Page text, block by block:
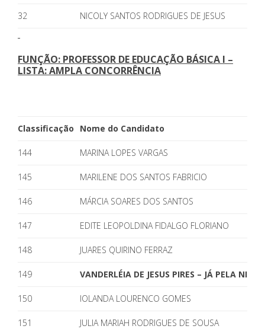
32 NICOLY SANTOS RODRIGUES DE JESUS
FUNÇÃO: PROFESSOR DE EDUCAÇÃO BÁSICA I –
LISTA: AMPLA CONCORRÊNCIA
Classificação Nome do Candidato
144 MARINA LOPES VARGAS
145 MARILENE DOS SANTOS FABRICIO
146 MÁRCIA SOARES DOS SANTOS
147 EDITE LEOPOLDINA FIDALGO FLORIANO
148 JUARES QUIRINO FERRAZ
149 VANDERLÉIA DE JESUS PIRES – JÁ PELA NIQ
150 IOLANDA LOURENCO GOMES
151 JULIA MARIAH RODRIGUES DE SOUSA